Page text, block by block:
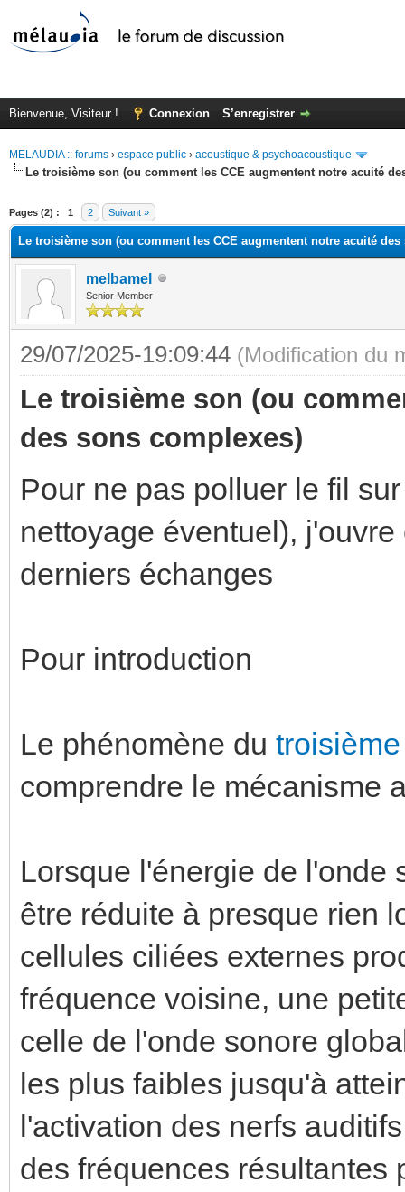
Bienvenue, Visiteur ! Connexion S’enregistrer
MELAUDIA :: forums › espace public › acoustique & psychoacoustique
Le troisième son (ou comment les CCE augmentent notre acuité
Pages (2) : 1 2 Suivant »
Le troisième son (ou comment les CCE augmentent notre acuité
melbamel
Senior Member
29/07/2025-19:09:44 (Modification du
Le troisième son (ou
des sons complexes)
Pour ne pas polluer le fil
nettoyage éventuel),
derniers échanges
Pour introduction
Le phénomène du
comprendre le mécanisme
Lorsque l'énergie de l'onde
être réduite à presque rien
cellules ciliées externes
fréquence voisine, une
celle de l'onde sonore
les plus faibles jusqu'à
l'activation des nerfs
des fréquences résultantes